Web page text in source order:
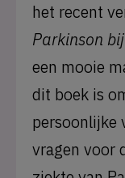
het recent
Parkinson
een mooie
dit boek is
persoonlijke
vragen voor